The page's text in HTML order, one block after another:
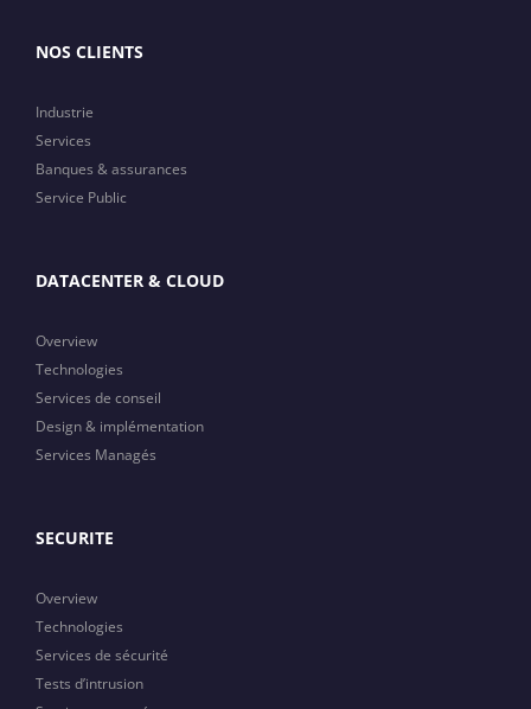
NOS CLIENTS
Industrie
Services
Banques & assurances
Service Public
DATACENTER & CLOUD
Overview
Technologies
Services de conseil
Design & implémentation
Services Managés
SECURITE
Overview
Technologies
Services de sécurité
Tests d’intrusion